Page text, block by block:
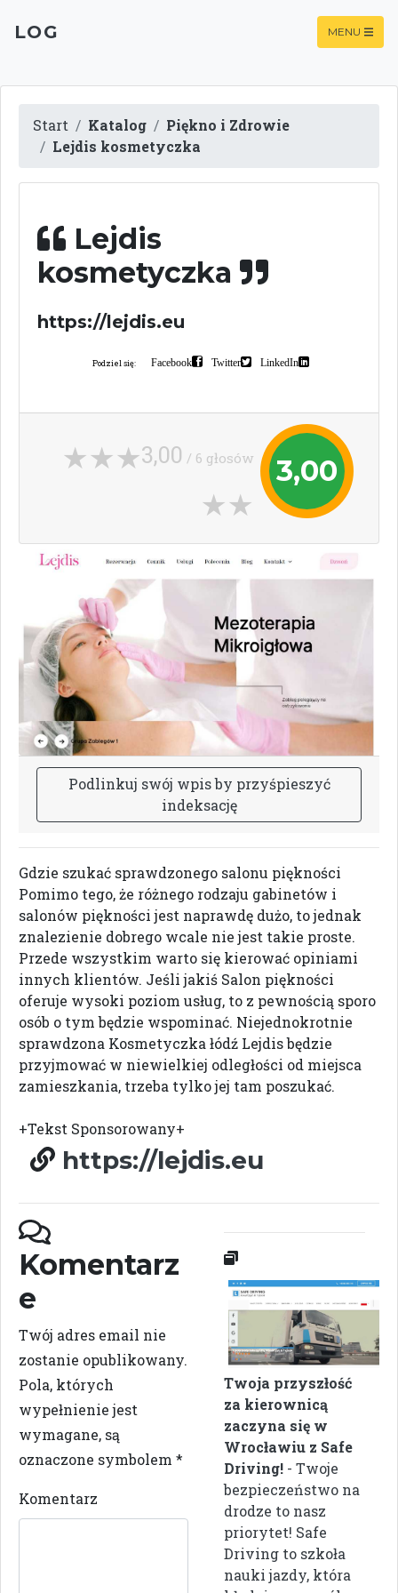
LOG MENU
Start Katalog
Piękno i Zdrowie
Lejdis kosmetyczka
Lejdis
kosmetyczka
https://lejdis.eu
Podziel się: Facebook Twitter LinkedIn
3,00
3,00 / 6 głosów
Podlinkuj swój wpisby przyśpieszyć
indeksację
Gdzie szukać sprawdzonego salonu piękności
Pomimo tego, że różnego rodzaju gabinetów i
salonów piękności jest naprawdę dużo, to jednak
znalezienie dobrego wcale nie jest takie proste.
Przede wszystkim warto się kierować opiniami
innych klientów. Jeśli jakiś Salon piękności
oferuje wysoki poziom usług, to z pewnością sporo
osób o tym będzie wspominać. Niejednokrotnie
sprawdzona Kosmetyczka łódź Lejdis będzie
przyjmować w niewielkiej odległości od miejsca
zamieszkania, trzeba tylko jej tam poszukać.
+Tekst Sponsorowany+
https://lejdis.eu
Komentarz
e
Twój adres email nie
zostanie opublikowany.
Pola, których
wypełnienie jest
wymagane, są
oznaczone symbolem *
Komentarz
Twoja przyszłość
za kierownicą
zaczyna się w
Wrocławiu z Safe
Driving! - Twoje
bezpieczeństwo na
drodze to nasz
priorytet! Safe
Driving to szkoła
nauki jazdy, która